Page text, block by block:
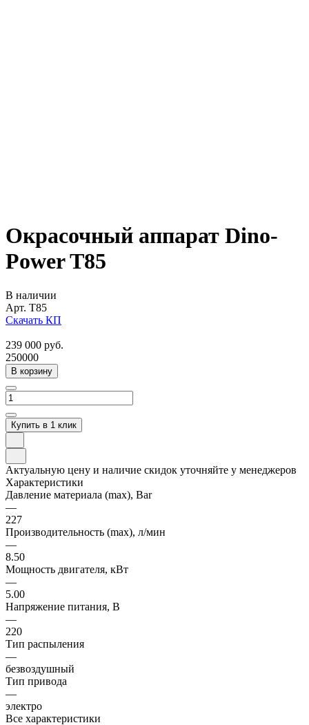
Окрасочный аппарат Dino-
Power T85
В наличии
Арт. T85
Скачать КП
239 000 руб.
250000
В корзину
Купить в 1 клик
Актуальную цену и наличие скидок уточняйте у менеджеров
Характеристики
Давление материала (max), Bar
—
227
Производительность (max), л/мин
—
8.50
Мощность двигателя, кВт
—
5.00
Напряжение питания, В
—
220
Тип распыления
—
безвоздушный
Тип привода
—
электро
Все характеристики